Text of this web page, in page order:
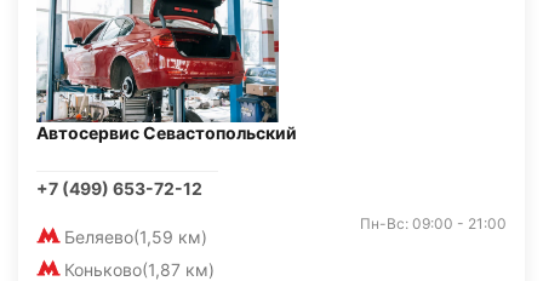
Автосервис Севастопольский
+7 (499) 653-72-12
Беляево(1,59 км)
Коньково(1,87 км)
Пн-Вс: 09:00 - 21:00